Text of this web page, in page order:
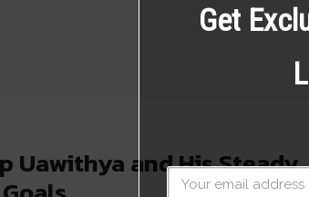
Uawithya and His Steady
Get